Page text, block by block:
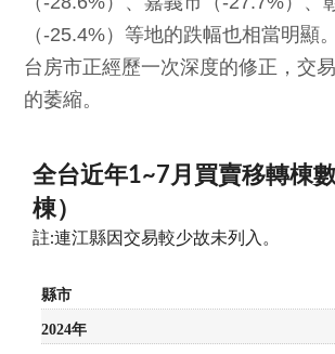
（-25.4%）等地的跌幅也相當明顯
台房市正經歷一次深度的修正，交
的萎縮。
全台近年1~7月買賣移轉棟
棟）
註:連江縣因交易較少故未列入。